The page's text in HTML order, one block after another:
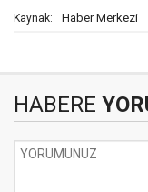
Kaynak: Haber Merkezi
HABERE